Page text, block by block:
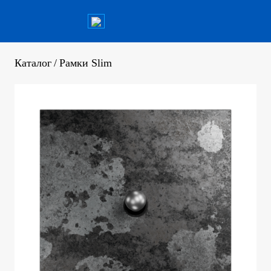
Каталог / Рамки Slim